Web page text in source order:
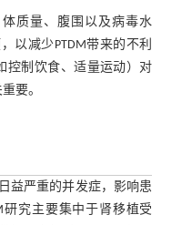
质量、腹围以及病毒水
以减少PTDM带来的不利
控制饮食、适量运动）对
要。
益严重的并发症，影响患
研究主要集中于肾移植受